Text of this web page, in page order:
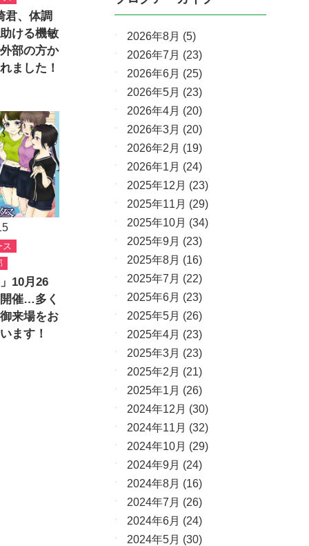
君、体調
ける機敏
部の方か
ました！
ス
10月26
催…多く
来場をお
ます！
2026年8月 (5)
2026年7月 (23)
2026年6月 (25)
2026年5月 (23)
2026年4月 (20)
2026年3月 (20)
2026年2月 (19)
2026年1月 (24)
2025年12月 (23)
2025年11月 (29)
2025年10月 (34)
2025年9月 (23)
2025年8月 (16)
2025年7月 (22)
2025年6月 (23)
2025年5月 (26)
2025年4月 (23)
2025年3月 (23)
2025年2月 (21)
2025年1月 (26)
2024年12月 (30)
2024年11月 (32)
2024年10月 (29)
2024年9月 (24)
2024年8月 (16)
2024年7月 (26)
2024年6月 (24)
2024年5月 (30)